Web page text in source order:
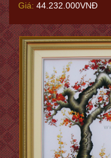
Giá: 44.232.000VNĐ